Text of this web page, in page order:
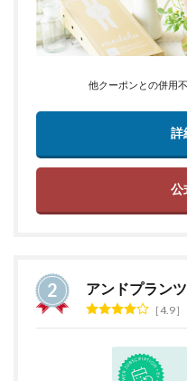
他クーポンとの併用
詳
公
アンドプラン
4.9